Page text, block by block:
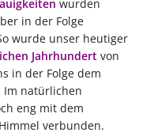
wurden
in der Folge
wurde unser heutiger
Jahrhundert von
in der Folge dem
Im natürlichen
eng mit dem
verbunden.